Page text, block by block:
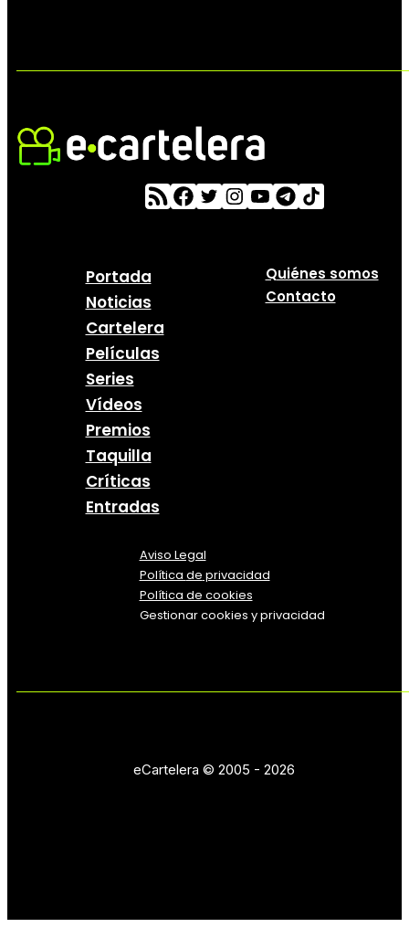
Portada
Noticias
Cartelera
Películas
Series
Vídeos
Premios
Taquilla
Críticas
Entradas
Quiénes somos
Contacto
Aviso Legal
Política de privacidad
Política de cookies
Gestionar cookies y privacidad
eCartelera © 2005 - 2026